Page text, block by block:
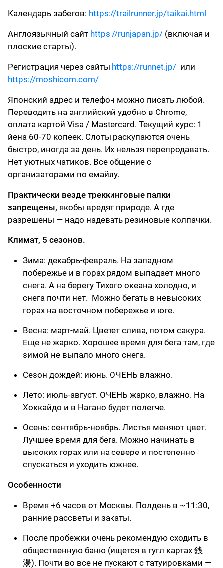
Календарь забегов: https://trailrunner.jp/taikai.html
Англоязычный сайт https://runjapan.jp/ (включая и
плоские старты).
Регистрация через сайты https://runnet.jp/ или
https://moshicom.com/
Японский адрес и телефон можно писать любой.
Переводить на английский удобно в Chrome,
оплата картой Visa / Mastercard. Текущий курс: 1
йена 60-70 копеек. Слоты раскупаются очень
быстро, иногда за день. Их нельзя перепродавать.
Нет уютных чатиков. Все общение с
организаторами по емайлу.
Практически везде треккинговые палки
запрещены, якобы вредят природе. А где
разрешены — надо надевать резиновые колпачки.
Климат, 5 сезонов.
Зима: декабрь-февраль. На западном
побережье и в горах рядом выпадает много
снега. А на берегу Тихого океана холодно, и
снега почти нет. Можно бегать в невысоких
горах на восточном побережье и юге.
Весна: март-май. Цветет слива, потом сакура.
Еще не жарко. Хорошее время для бега там, где
зимой не выпало много снега.
Сезон дождей: июнь. ОЧЕНЬ влажно.
Лето: июль-август. ОЧЕНЬ жарко, влажно. На
Хоккайдо и в Нагано будет полегче.
Осень: сентябрь-ноябрь. Листья меняют цвет.
Лучшее время для бега. Можно начинать в
высоких горах или на севере и постепенно
спускаться и уходить южнее.
Особенности
Время +6 часов от Москвы. Полдень в ~11:30,
ранние рассветы и закаты.
После пробежки очень рекомендую сходить в
общественную баню (ищется в гугл картах 銭
湯). Почти во все не пускают с татуировками —